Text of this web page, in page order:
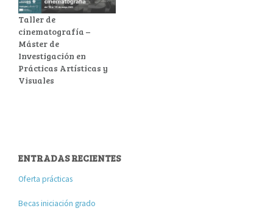
Taller de
cinematografía –
Máster de
Investigación en
Prácticas Artísticas y
Visuales
ENTRADAS RECIENTES
Oferta prácticas
Becas iniciación grado